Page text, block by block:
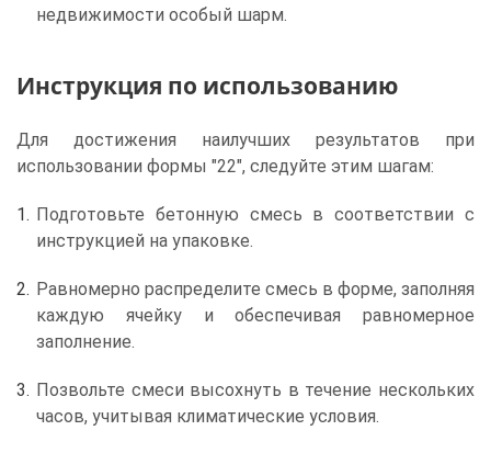
недвижимости особый шарм.
Инструкция по использованию
Для достижения наилучших результатов при
использовании формы "22", следуйте этим шагам:
Подготовьте бетонную смесь в соответствии с
инструкцией на упаковке.
Равномерно распределите смесь в форме, заполняя
каждую ячейку и обеспечивая равномерное
заполнение.
Позвольте смеси высохнуть в течение нескольких
часов, учитывая климатические условия.